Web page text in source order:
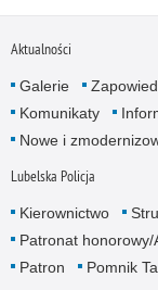
Aktualności
Galerie
Komunikaty
Nowe i
Lubelska Policja
Kierownictwo
Patronat
Patron
Pomnik